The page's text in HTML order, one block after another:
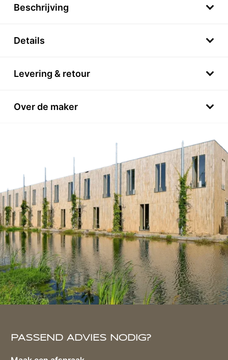
Beschrijving
Details
Levering & retour
Over de maker
PASSEND ADVIES NODIG?